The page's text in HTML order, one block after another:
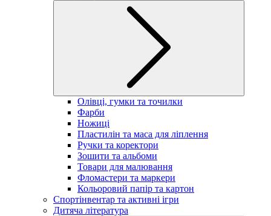
Олівці, гумки та точилки
Фарби
Ножиці
Пластилін та маса для ліплення
Ручки та коректори
Зошити та альбоми
Товари для малювання
Фломастери та маркери
Кольоровий папір та картон
Спортінвентар та активні ігри
Дитяча література